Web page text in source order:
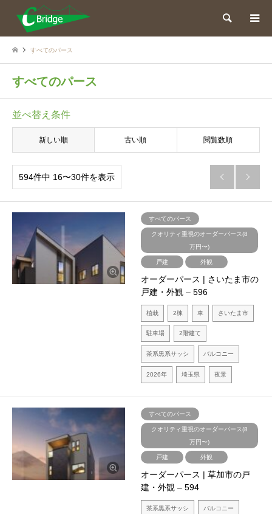
検索
すべてのパース
すべてのパース
並べ替え条件
新しい順 古い順 閲覧数順
594件中 16〜30件を表示  
すべてのパース
クオリティ重視のオーダーパース(8
万円〜)
戸建 外観
オーダーパース | さいたま市の
戸建・外観 – 596
植栽 2棟 車 さいたま市
駐車場 2階建て
茶系黒系サッシ バルコニー
2026年 埼玉県 夜景
すべてのパース
クオリティ重視のオーダーパース(8
万円〜)
戸建 外観
オーダーパース | 草加市の戸
建・外観 – 594
茶系黒系サッシ バルコニー